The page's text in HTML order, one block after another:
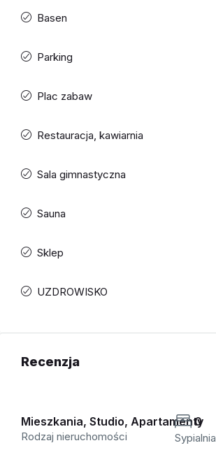
Basen
Parking
Plac zabaw
Restauracja, kawiarnia
Sala gimnastyczna
Sauna
Sklep
UZDROWISKO
Recenzja
Mieszkania, Studio, Apartamenty
Rodzaj nieruchomości
0
Sypialnia